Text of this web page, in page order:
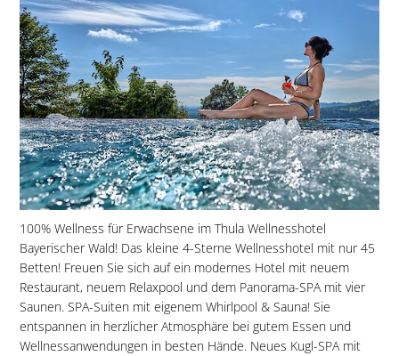
100% Wellness für Erwachsene im Thula Wellnesshotel
Bayerischer Wald! Das kleine 4-Sterne Wellnesshotel mit nur 45
Betten! Freuen Sie sich auf ein modernes Hotel mit neuem
Restaurant, neuem Relaxpool und dem Panorama-SPA mit vier
Saunen. SPA-Suiten mit eigenem Whirlpool & Sauna! Sie
entspannen in herzlicher Atmosphäre bei gutem Essen und
Wellnessanwendungen in besten Hände. Neues Kugl-SPA mit